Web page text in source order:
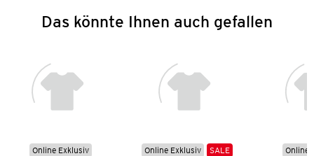
Das könnte Ihnen auch gefallen
Online Exklusiv
Online Exklusiv
SALE
Online